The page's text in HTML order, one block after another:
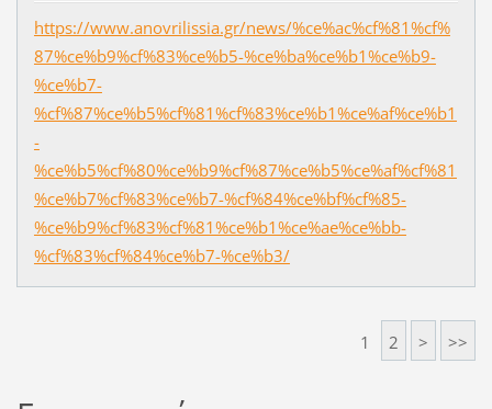
https://www.anovrilissia.gr/news/%ce%ac%cf%81%cf%
87%ce%b9%cf%83%ce%b5-%ce%ba%ce%b1%ce%b9-
%ce%b7-
%cf%87%ce%b5%cf%81%cf%83%ce%b1%ce%af%ce%b1
-
%ce%b5%cf%80%ce%b9%cf%87%ce%b5%ce%af%cf%81
%ce%b7%cf%83%ce%b7-%cf%84%ce%bf%cf%85-
%ce%b9%cf%83%cf%81%ce%b1%ce%ae%ce%bb-
%cf%83%cf%84%ce%b7-%ce%b3/
1 2 > >>